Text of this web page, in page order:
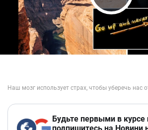
Play
Будьте первыми в курсе
подпишитесь на Новини